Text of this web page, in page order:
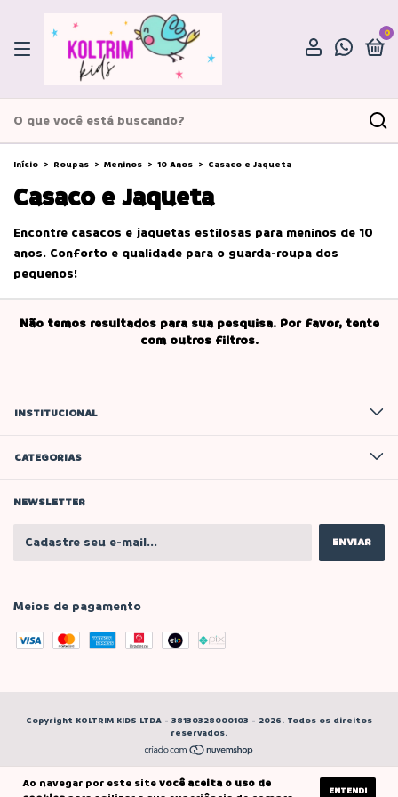
0
Ao navegar por este sitevocê aceita o uso de
ENTENDI
Início > Roupas > Meninos > 10 Anos > Casaco e Jaqueta
Casaco e Jaqueta
Encontre casacos e jaquetas estilosas para meninos de 10
anos. Conforto e qualidade para o guarda-roupa dos
pequenos!
Não temos resultados para sua pesquisa. Por favor, tente
com outros filtros.
INSTITUCIONAL
CATEGORIAS
NEWSLETTER
Meios de pagamento
Copyright KOLTRIM KIDS LTDA - 38130328000103 - 2026. Todos os direitos
reservados.